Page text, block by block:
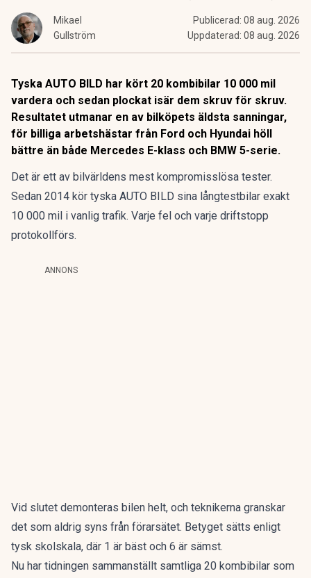
Mikael
Gullström
Publicerad: 08 aug. 2026
Uppdaterad: 08 aug. 2026
Tyska AUTO BILD har kört 20 kombibilar 10 000 mil
vardera och sedan plockat isär dem skruv för skruv.
Resultatet utmanar en av bilköpets äldsta sanningar,
för billiga arbetshästar från Ford och Hyundai höll
bättre än både Mercedes E-klass och BMW 5-serie.
Det är ett av bilvärldens mest kompromisslösa tester.
Sedan 2014 kör tyska AUTO BILD sina långtestbilar exakt
10 000 mil i vanlig trafik. Varje fel och varje driftstopp
protokollförs.
ANNONS
Vid slutet demonteras bilen helt, och teknikerna granskar
det som aldrig syns från förarsätet. Betyget sätts enligt
tysk skolskala, där 1 är bäst och 6 är sämst.
Nu har tidningen sammanställt samtliga 20 kombibilar som